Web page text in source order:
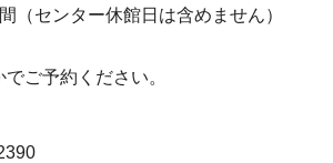
（センター休館日は含めません）
ご予約ください。